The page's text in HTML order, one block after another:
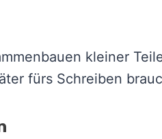
kleiner
fürs Schreiben